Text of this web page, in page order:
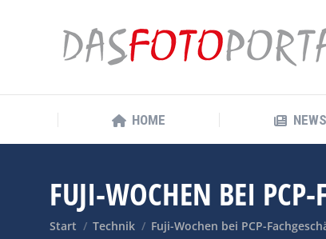
HOME NEWS
FUJI-WOCHEN BEI
Sie befinden sich hier:
Start Technik Fuji-Wochen bei PCP-
HOME